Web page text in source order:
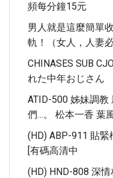
頻每分鐘15元
男人就是這麼簡單
軌！（女人，人妻必
CHINASES SUB
れた中年おじさん
ATID-500 姊妹調
們…。 松本一香 葉
(HD) ABP-911 貼緊
[有碼高清中
(HD) HND-808 深